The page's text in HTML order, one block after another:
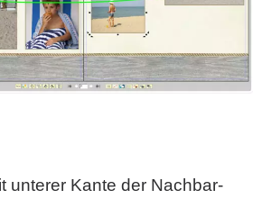
unterer Kante der Nachbar-